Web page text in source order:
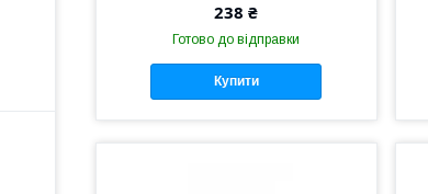
238 ₴
Готово до відправки
Купити